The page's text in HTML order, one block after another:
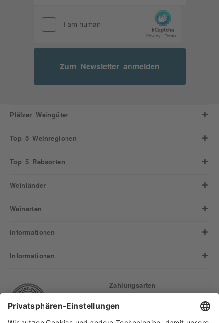
Zum Newsletter anmelden
Pfälzer Weingüter
Top 5 Weinregionen
Top 5 Rebsorten
Weinländer
Weinarten
Informationen
Informationen
Zahlungsarten